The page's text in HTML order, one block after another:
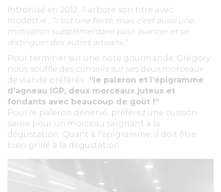
Intronisé en 2012, il arbore son titre avec
modestie : “c’est une fierté, mais c’est aussi une
motivation supplémentaire pour avancer et se
distinguer des autres artisans.“
Pour terminer sur une note gourmande, Grégory
nous souffle des conseils sur ses deux morceaux
de viande préférés : “le paleron et l’épigramme
d’agneau IGP, deux morceaux juteux et
fondants avec beaucoup de goût !“
Pour le paleron dénervé, préférez une cuisson
saisie pour un morceau saignant à la
dégustation. Quant à l’épigramme, il doit être
bien grillé à la dégustation.